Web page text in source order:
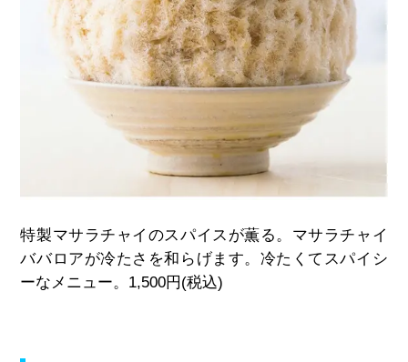
特製マサラチャイのスパイスが薫る。マサラチャイ
ババロアが冷たさを和らげます。冷たくてスパイシ
ーなメニュー。 1,500円 (税込)